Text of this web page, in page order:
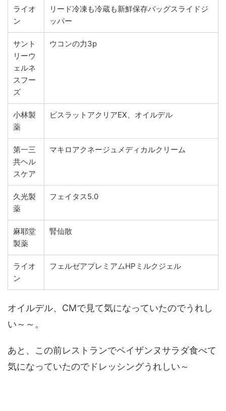
ライオ
ン
リード冷凍も冷蔵も新鮮保存バッグスライドジ
ッパー
サント
リーウ
ェルネ
スフー
ズ
ウコンの力3p
小林製
薬
ビスラットアクリアEX、オイルデル
第一三
共ヘル
スケア
マキロアクネージュメディカルクリーム
久光製
薬
フェイタス5.0
麻耶堂
製薬
腎仙散
ライオ
ン
フェルゼアプレミアムHPミルクジェル
オイルデル、CMで見て気になっていたのでうれし
い～～。
あと、この前レストランでペイザンヌサラダ食べて
気になっていたのでドレッシングうれしい～